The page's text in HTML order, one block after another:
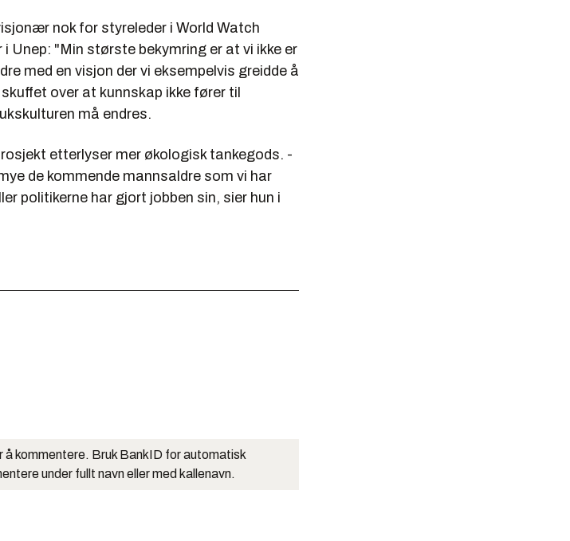
nok for styreleder i World Watch
Unep: "Min største bekymring er at vi ikke er
med en visjon der vi eksempelvis greidde å
over at kunnskap ikke fører til
må endres.
etterlyser mer økologisk tankegods. -
de kommende mannsaldre som vi har
politikerne har gjort jobben sin, sier hun i
kommentere. Bruk BankID for automatisk
under fullt navn eller med kallenavn.